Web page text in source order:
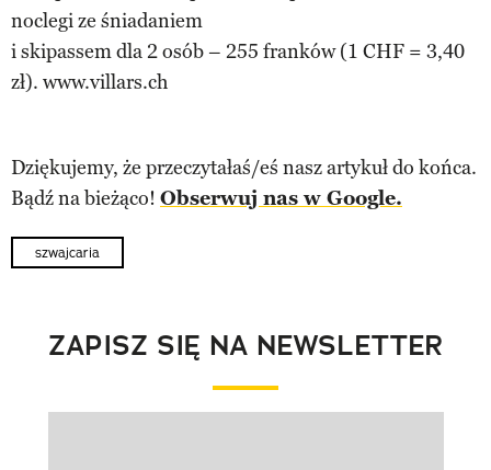
noclegi ze śniadaniem
i skipassem dla 2 osób – 255 franków (1 CHF = 3,40
zł). www.villars.ch
Dziękujemy, że przeczytałaś/eś nasz artykuł do końca.
Bądź na bieżąco! Obserwuj nas w Google.
szwajcaria
ZAPISZ SIĘ NA NEWSLETTER